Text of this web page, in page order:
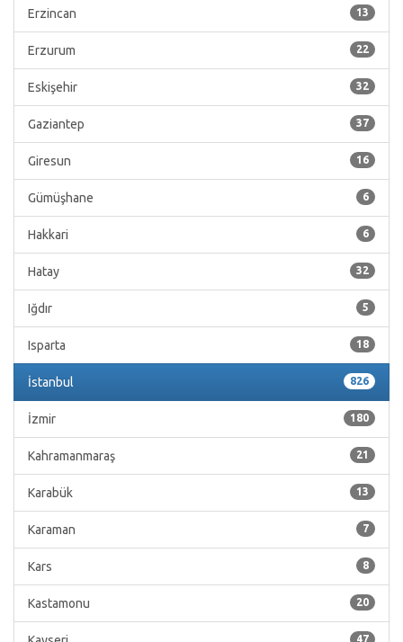
13
Erzincan
22
Erzurum
32
Eskişehir
37
Gaziantep
16
Giresun
6
Gümüşhane
6
Hakkari
32
Hatay
5
Iğdır
18
Isparta
826
İstanbul
180
İzmir
21
Kahramanmaraş
13
Karabük
7
Karaman
8
Kars
20
Kastamonu
47